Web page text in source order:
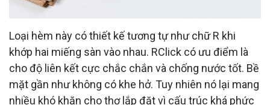
Loại hèm này có thiết kế tương tự như chữ R khi
khớp hai miếng sàn vào nhau. RClick có ưu điểm là
cho độ liên kết cực chắc chắn và chống nước tốt. Bề
mặt gần như không có khe hở. Tuy nhiên nó lại mang
nhiều khó khăn cho thợ lắp đặt vì cấu trúc khá phức